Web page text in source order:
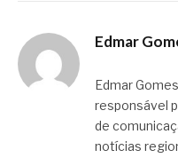
Edmar
Edmar
responsável
de
notícias